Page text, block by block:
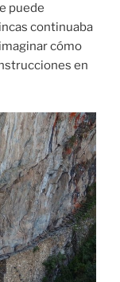
puede
continuaba
cómo
en